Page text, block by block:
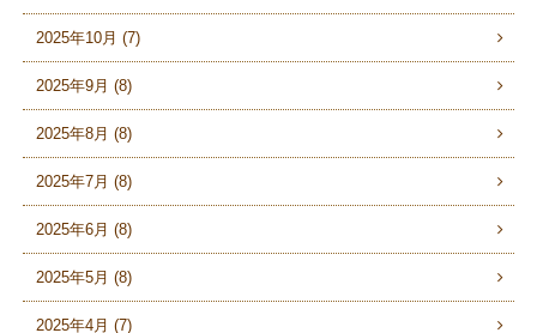
2025年10月 (7)
2025年9月 (8)
2025年8月 (8)
2025年7月 (8)
2025年6月 (8)
2025年5月 (8)
2025年4月 (7)